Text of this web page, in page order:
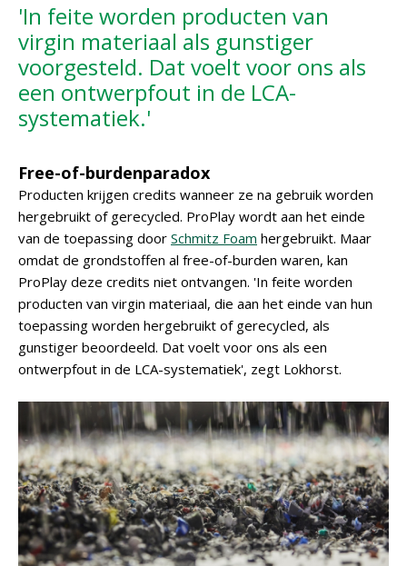
'In feite worden producten van
virgin materiaal als gunstiger
voorgesteld. Dat voelt voor ons als
een ontwerpfout in de LCA-
systematiek.'
Free-of-burdenparadox
Producten krijgen credits wanneer ze na gebruik worden
hergebruikt of gerecycled. ProPlay wordt aan het einde
van de toepassing door Schmitz Foam hergebruikt. Maar
omdat de grondstoffen al free-of-burden waren, kan
ProPlay deze credits niet ontvangen. 'In feite worden
producten van virgin materiaal, die aan het einde van hun
toepassing worden hergebruikt of gerecycled, als
gunstiger beoordeeld. Dat voelt voor ons als een
ontwerpfout in de LCA-systematiek', zegt Lokhorst.